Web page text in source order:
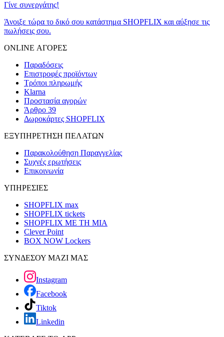
Γίνε συνεργάτης!
Άνοιξε τώρα το δικό σου κατάστημα SHOPFLIX και αύξησε τις
πωλήσεις σου.
ONLINE ΑΓΟΡΕΣ
Παραδόσεις
Επιστροφές προϊόντων
Τρόποι πληρωμής
Klarna
Προστασία αγορών
Άρθρο 39
Δωροκάρτες SHOPFLIX
ΕΞΥΠΗΡΕΤΗΣΗ ΠΕΛΑΤΩΝ
Παρακολούθηση Παραγγελίας
Συχνές ερωτήσεις
Επικοινωνία
ΥΠΗΡΕΣΙΕΣ
SHOPFLIX max
SHOPFLIX tickets
SHOPFLIX ΜΕ ΤΗ ΜΙΑ
Clever Point
BOX NOW Lockers
ΣΥΝΔΕΣΟΥ ΜΑΖΙ ΜΑΣ
Instagram
Facebook
Tiktok
Linkedin